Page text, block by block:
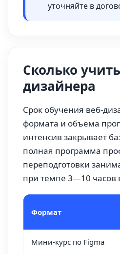
уточняйте в
Сколько
дизайнера
Срок обучения веб-
формата и объема
интенсив закрывает
полная программа
переподготовки
при темпе 3—10 часов
Формат
Мини-курс по Figma